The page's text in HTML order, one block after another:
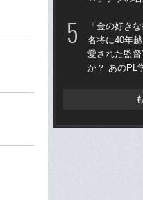
「金の好き
名将に40年
愛された監
か？ あのPL